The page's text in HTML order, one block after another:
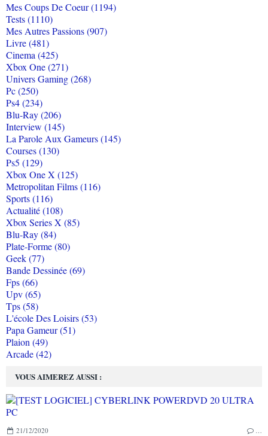
VOUS AIMEREZ AUSSI :
21/12/2020 …
Mes Coups De Coeur (1194)
Tests (1110)
Mes Autres Passions (907)
Livre (481)
Cinema (425)
Xbox One (271)
Univers Gaming (268)
Pc (250)
Ps4 (234)
Blu-Ray (206)
Interview (145)
La Parole Aux Gameurs (145)
Courses (130)
Ps5 (129)
Xbox One X (125)
Metropolitan Films (116)
Sports (116)
Actualité (108)
Xbox Series X (85)
Blu-Ray (84)
Plate-Forme (80)
Geek (77)
Bande Dessinée (69)
Fps (66)
Upv (65)
Tps (58)
L'école Des Loisirs (53)
Papa Gameur (51)
Plaion (49)
Arcade (42)